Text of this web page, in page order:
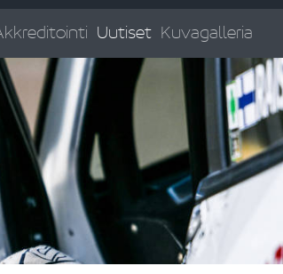
Uutiset Kuvagalleria